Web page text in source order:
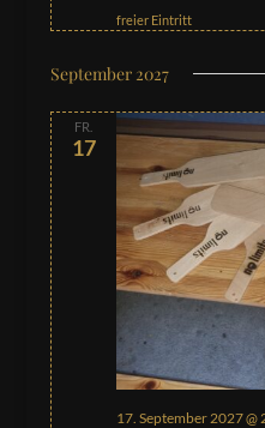
freier Eintritt
September 2027
FR.
17
17. September 2027 @